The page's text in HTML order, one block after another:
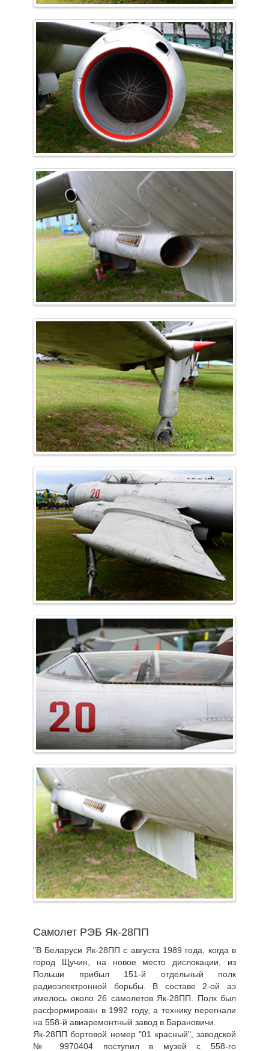
Самолет РЭБ Як-28ПП
"В Беларуси Як-28ПП с августа 1989 года, когда в
город Щучин, на новое место дислокации, из
Польши прибыл 151-й отдельный полк
радиоэлектронной борьбы. В составе 2-ой аэ
имелось около 26 самолетов Як-28ПП. Полк был
расформирован в 1992 году, а технику перегнали
на 558-й авиаремонтный завод в Барановичи.
Як-28ПП бортовой номер "01 красный", заводской
№ 9970404 поступил в музей с 558-го